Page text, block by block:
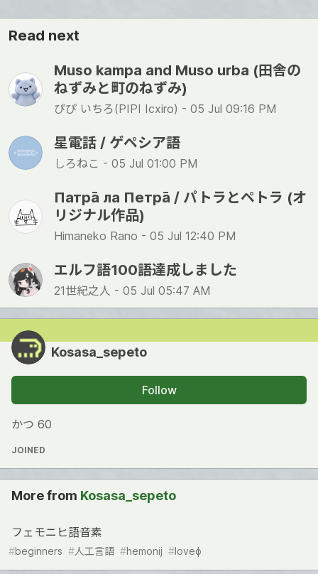
Read next
Muso kampa and Muso urba (田舎の
ねずみと町のねずみ)
ぴぴ いちろ(PIPI Icxiro) - 05 Jul 09:16 PM
星電話 / ゲペシア語
しろねこ - 05 Jul 01:00 PM
Патра̄ ла Петра̄ / パトラとペトラ (オ
リジナル作品)
Himaneko Rano - 05 Jul 12:40 PM
エルフ語100語達成しました
21世紀之人 - 05 Jul 05:47 AM
Kosasa_sepeto
Follow
かつ 60
JOINED
More from Kosasa_sepeto
フェモニヒ語音素
#beginners #人工言語 #hemonij #loveɸ